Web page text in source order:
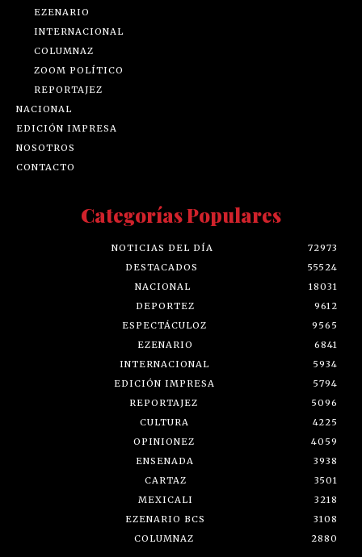
EZENARIO
INTERNACIONAL
COLUMNAZ
ZOOM POLÍTICO
REPORTAJEZ
NACIONAL
EDICIÓN IMPRESA
NOSOTROS
CONTACTO
Categorías Populares
NOTICIAS DEL DÍA
72973
DESTACADOS
55524
NACIONAL
18031
DEPORTEZ
9612
ESPECTÁCULOZ
9565
EZENARIO
6841
INTERNACIONAL
5934
EDICIÓN IMPRESA
5794
REPORTAJEZ
5096
CULTURA
4225
OPINIONEZ
4059
ENSENADA
3938
CARTAZ
3501
MEXICALI
3218
EZENARIO BCS
3108
COLUMNAZ
2880